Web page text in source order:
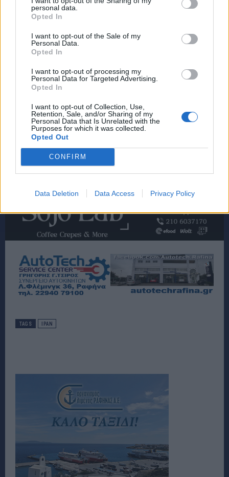
personal data.
Opted In
I want to opt-out of the Sale of my
Personal Data.
Opted In
I want to opt-out of processing my
Personal Data for Targeted Advertising.
Opted In
I want to opt-out of Collection, Use,
Retention, Sale, and/or Sharing of my
Personal Data that Is Unrelated with the
Purposes for which it was collected.
Opted Out
CONFIRM
Data Deletion Data Access Privacy Policy
TAGS ΙΡΑΝ